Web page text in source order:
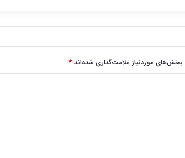
بخش‌های موردنیاز علامت‌گذاری شده‌اند*